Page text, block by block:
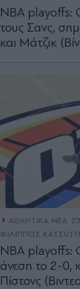
NBA playoffs:
τους Σανς,
και Μάτζικ
ΑΘΛΗΤΙΚΑ ΝΕΑ
ΦΙΛΙΠΠΟΣ
NBA playoffs:
άνεση το 2-0,
Πίστονς